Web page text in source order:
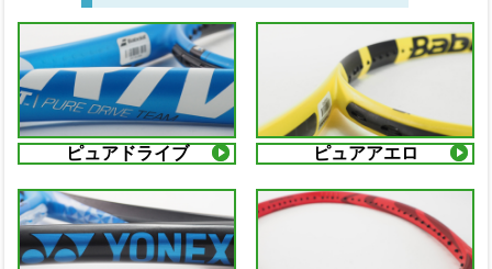
ピュアドライブ ピュアアエロ